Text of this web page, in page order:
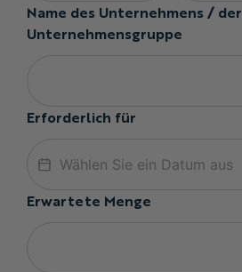
Name des Unternehmens / der
Unternehmensgruppe
Erforderlich für
Erwartete Menge